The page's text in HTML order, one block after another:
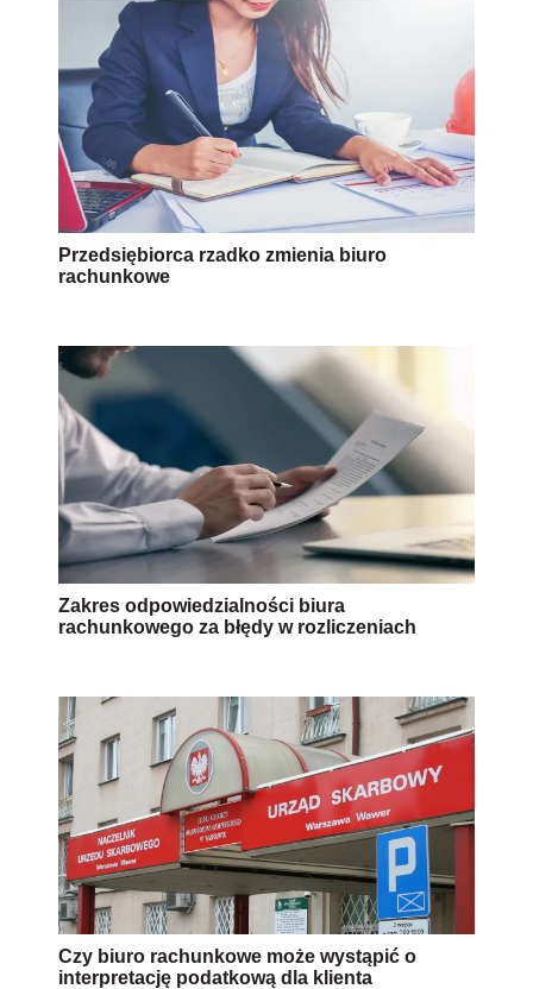
Przedsiębiorca rzadko zmienia biuro
rachunkowe
Zakres odpowiedzialności biura
rachunkowego za błędy w rozliczeniach
Czy biuro rachunkowe może wystąpić o
interpretację podatkową dla klienta